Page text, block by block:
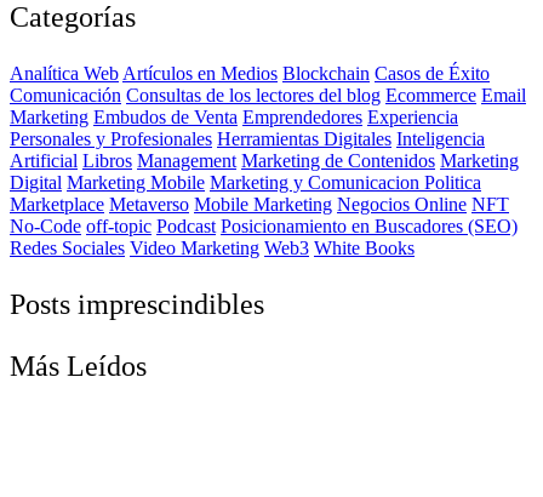
Categorías
Analítica Web Artículos en Medios Blockchain Casos de Éxito
Comunicación Consultas de los lectores del blog Ecommerce Email
Marketing Embudos de Venta Emprendedores Experiencia
Personales y Profesionales Herramientas Digitales Inteligencia
Artificial Libros Management Marketing de Contenidos Marketing
Digital Marketing Mobile Marketing y Comunicacion Politica
Marketplace Metaverso Mobile Marketing Negocios Online NFT
No-Code off-topic Podcast Posicionamiento en Buscadores (SEO)
Redes Sociales Video Marketing Web3 White Books
Posts imprescindibles
Más Leídos